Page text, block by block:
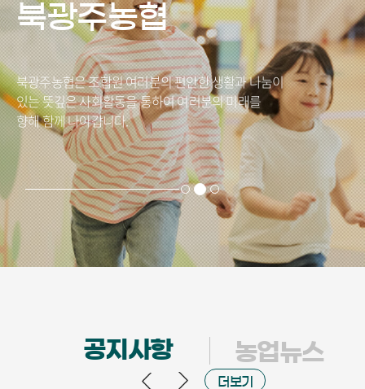
북광주농협
북광주농협은 조합원 여러분의 편안한 생활과 나눔이
있는 뜻깊은 사회활동을 통하여 여러분의 미래를
향해 함께 나아갑니다.
공지사항 농업뉴스
더보기